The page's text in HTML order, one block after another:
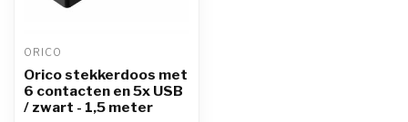
ORICO
Orico stekkerdoos met
6 contacten en 5x USB
/ zwart - 1,5 meter